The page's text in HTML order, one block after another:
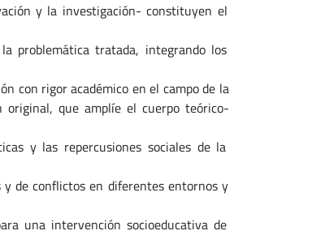
y la investigación- constituyen el
problemática tratada, integrando los
con rigor académico en el campo de la
original, que amplíe el cuerpo teórico-
y las repercusiones sociales de la
y de conflictos en diferentes entornos y
una intervención socioeducativa de